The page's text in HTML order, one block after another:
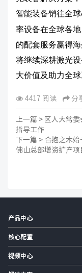
智能装备销往全球
率设备在全球各
的配套服务赢得
将继续深耕激光
大价值及助力全
4417 阅读 分
上一篇 > 区人大常
指导工作
下一篇 > 合抱之木
佛山总部增资扩产
产品中心
核心配置
视频中心